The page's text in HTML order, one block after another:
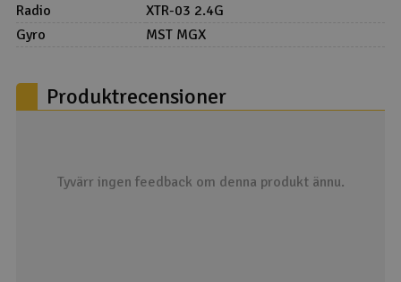
Radio
XTR-03 2.4G
Gyro
MST MGX
Produktrecensioner
Tyvärr ingen feedback om denna produkt ännu.